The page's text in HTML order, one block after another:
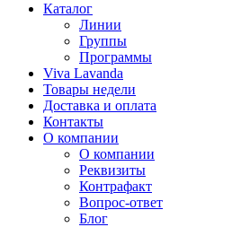
Каталог
Линии
Группы
Программы
Viva Lavanda
Товары недели
Доставка и оплата
Контакты
О компании
О компании
Реквизиты
Контрафакт
Вопрос-ответ
Блог